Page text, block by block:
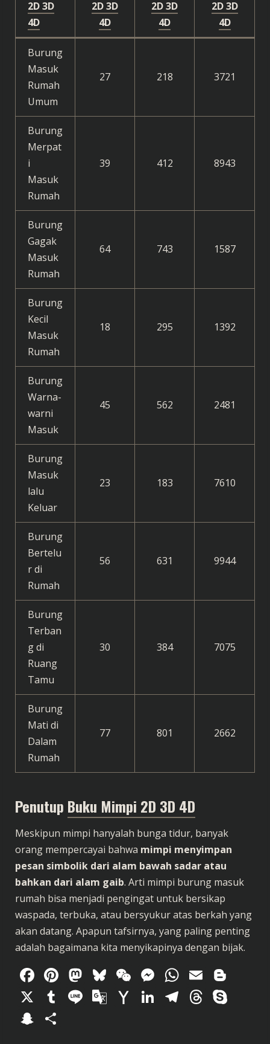
2D 3D
4D
2D 3D
4D
2D 3D
4D
2D 3D
4D
Burung
Masuk
Rumah
Umum
27 218 3721
Burung
Merpat
i
Masuk
Rumah
39 412 8943
Burung
Gagak
Masuk
Rumah
64 743 1587
Burung
Kecil
Masuk
Rumah
18 295 1392
Burung
Warna-
warni
Masuk
45 562 2481
Burung
Masuk
lalu
Keluar
23 183 7610
Burung
Bertelu
r di
Rumah
56 631 9944
Burung
Terban
g di
Ruang
Tamu
30 384 7075
Burung
Mati di
Dalam
Rumah
77 801 2662
Penutup Buku Mimpi 2D 3D 4D
Meskipun mimpi hanyalah bunga tidur, banyak
orang mempercayai bahwa mimpi menyimpan
pesan simbolik dari alam bawah sadar atau
bahkan dari alam gaib. Arti mimpi burung masuk
rumah bisa menjadi pengingat untuk bersikap
waspada, terbuka, atau bersyukur atas berkah yang
akan datang. Apapun tafsirnya, yang paling penting
adalah bagaimana kita menyikapinya dengan bijak.
Facebook
Pinterest
Mastodon
Bluesky
WeChat
Messenger
Email
X
Tumblr
LineGoogle
YahooLinkedIn
Telegram
Snapchat